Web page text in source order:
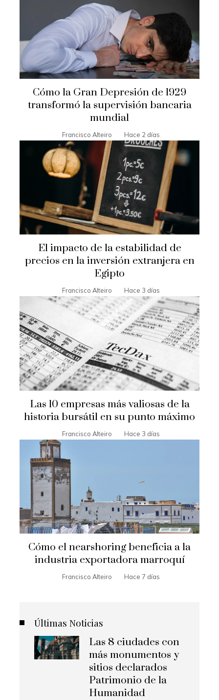
Cómo la Gran Depresión de 1929
transformó la supervisión bancaria
mundial
Francisco Alteiro Hace 2 días
El impacto de la estabilidad de
precios en la inversión extranjera en
Egipto
Francisco Alteiro Hace 3 días
Las 10 empresas más valiosas de la
historia bursátil en su punto máximo
Francisco Alteiro Hace 3 días
Cómo el nearshoring beneficia a la
industria exportadora marroquí
Francisco Alteiro Hace 7 días
Últimas Noticias
Las 8 ciudades con
más monumentos y
sitios declarados
Patrimonio de la
Humanidad